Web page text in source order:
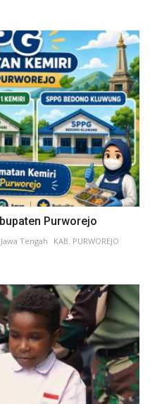
Purworejo
Jawa Tengah
KAB. PURWOREJO